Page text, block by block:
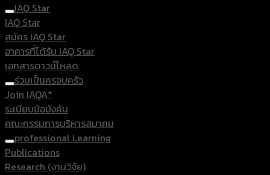
IAQ Star
IAQ Star
สมัคร IAQ Star
อาคารที่ได้รับ IAQ Star
เอกสารดาวน์โหลด
ร่วมเป็นครอบครัว
Join IAQA*
ระเบียบข้อบังคับ
คณะกรรมการบริหารสมาคม
professional Learning
Publications
Research (งานวิจัย)